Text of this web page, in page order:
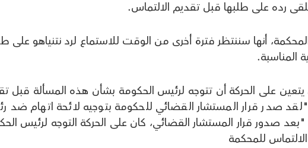
رده على طلبها قبل تقديم الالتماس.
أنها سننتظر فترة أخرى من الوقت للاستماع لرد نتنياهو على
المناسبة.
على الحركة أن تتوجه لرئيس الحكومة بشأن هذه المسألة قبل
"لقد صدر قرار المستشار القضائي للحكومة بتوجيه لائحة اتهام ضد
"بعد صدور قرار المستشار القضائي، كان على الحركة التوجه لرئيس
للمحكمة